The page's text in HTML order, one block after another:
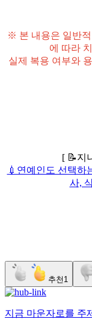
※ 본 내용은 일반
에 따라
실제 복용 여부와
[ 📝지
💉연예인도 선택하
사,
추천 1
지금 마운자로를 주